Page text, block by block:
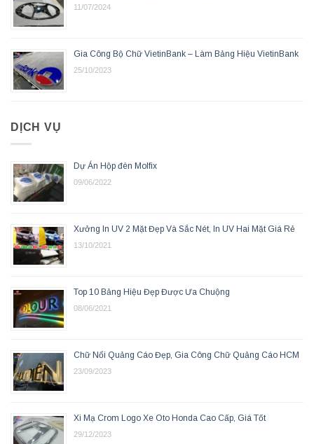
11/07/2024
Gia Công Bộ Chữ VietinBank – Làm Bảng Hiệu VietinBank
25/10/2023
DỊCH VỤ
Dự Án Hộp đèn Molfix
09/06/2022
Xưởng In UV 2 Mặt Đẹp Và Sắc Nét, In UV Hai Mặt Giá Rẻ
13/10/2021
Top 10 Bảng Hiệu Đẹp Được Ưa Chuộng
08/06/2021
Chữ Nổi Quảng Cáo Đẹp, Gia Công Chữ Quảng Cáo HCM
23/09/2023
Xi Mạ Crom Logo Xe Oto Honda Cao Cấp, Giá Tốt
29/12/2023